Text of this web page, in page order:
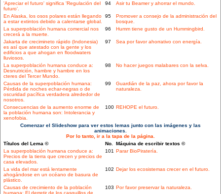
'Apreciar el futuro' significa 'Regulación del
futuro'.
94 Asir tu Beamer y ahorrar el mundo.
En Alaska, los osos polares están llegando
a estar extintos debido a calentarse global.
95
Promover a consejo de la administración del
bosque.
La superpoblación humana comercial nos
crecerá a la muerte.
96 Humm tiene gusto de un Hummingbird.
Jakarta de crecimineto rápido (Indonesia)
es así que atestado con la gente y los
edificios a que ahogan en floodwaters
lluviosos.
97 Sea por favor ahorrativo con energía.
La superpoblación humana conduce a:
Desnutrición, hambre y hambre en los
cteres del Tercer Mundo.
98 No hacer juegos malabares con la selva.
Causas de la superpoblación humana:
Pérdida de noches echar-negras o de
oscuridad pacífica verdadera alrededor de
nosotros.
99
Guardián de la paz, ahora por favor la
naturaleza.
Consecuencias de la aumento enorme de
la población humana son: Intolerancia y
xenofobia.
100 REHOPE el futuro.
Comenzar el Slideshow para ver estos lemas junto con las imágenes y las
animaciones.
Por lo tanto, ir a la tapa de la página.
Títulos del Lema ©
No. Máquina de escribir textos ©
La superpoblación humana conduce a:
Precios de la tierra que crecen y precios de
casa elevados.
101 Parar BioPiratería.
La vida del mar está lentamente
ahogándose en un océano de basura de
plástico.
102 Dejar los ecosistemas crecer en el futuro.
Causas de crecimiento de la población
103 Por favor preservar la naturaleza.